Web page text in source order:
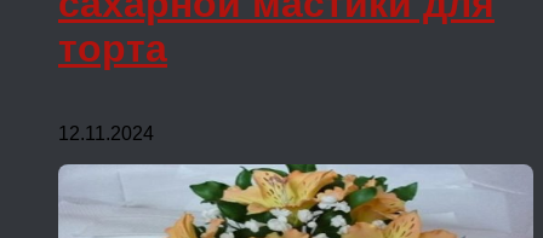
торта
12.11.2024